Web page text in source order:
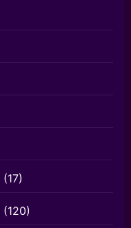
(17)
(120)